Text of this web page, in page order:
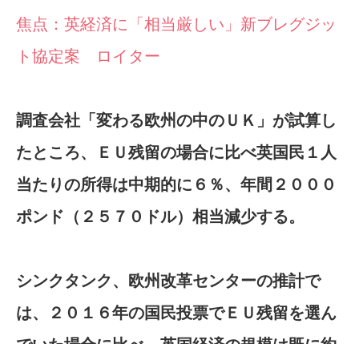
焦点：英経済に「相当厳しい」新ブレグジッ
ト協定案 ロイター
調査会社「変わる欧州の中のＵＫ」が試算し
たところ、ＥＵ残留の場合に比べ英国民１人
当たりの所得は中期的に６％、年間２０００
ポンド（２５７０ドル）相当減少する。
シンクタンク、欧州改革センターの推計で
は、２０１６年の国民投票でＥＵ残留を選ん